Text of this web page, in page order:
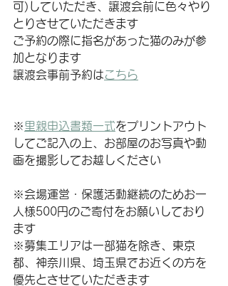
可)していただき、譲渡会前に色々やり
とりさせていただきます
ご予約の際に指名があった猫のみが参
加となります
譲渡会事前予約はこちら
※里親申込書類一式をプリントアウト
してご記入の上、お部屋のお写真や動
画を撮影してお越しください
※会場運営・保護活動継続のためお一
人様500円のご寄付をお願いしており
ます
※募集エリアは一部猫を除き、東京
都、神奈川県、埼玉県でお近くの方を
優先とさせていただきます